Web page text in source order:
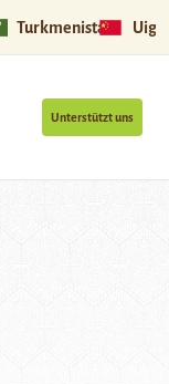
Turkmenistan
Unterstützt uns